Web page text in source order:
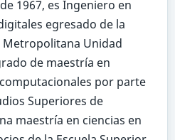
1967, es Ingeniero en
egresado de la
Unidad
de maestría en
por parte
Superiores de
maestría en ciencias en